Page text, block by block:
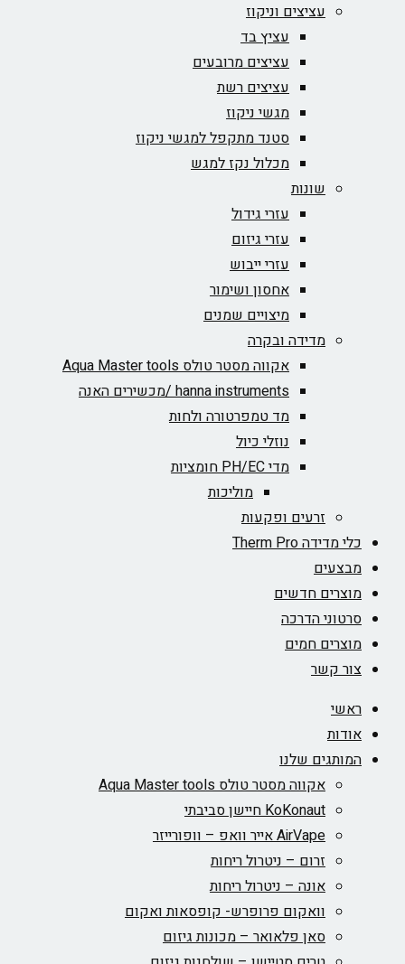
עציצים וניקוז
עציץ בד
עציצים מרובעים
עציצים רשת
מגשי ניקוז
סטנד מתקפל למגשי ניקוז
מכלול נקז למגש
שונות
עזרי גידול
עזרי גיזום
עזרי ייבוש
אחסון ושימור
מיצויים שמנים
מדידה ובקרה
אקווה מסטר טולס Aqua Master tools
hanna instruments /מכשירים האנה
מד טמפרטורה ולחות
נוזלי כיול
מדי PH/EC חומציות
מוליכות
זרעים ופקעות
כלי מדידה Therm Pro
מבצעים
מוצרים חדשים
סרטוני הדרכה
מוצרים חמים
צור קשר
ראשי
אודות
המותגים שלנו
אקווה מסטר טולס Aqua Master tools
KoKonaut חיישן סביבתי
AirVape אייר וואפ – וופורייזר
זרום – ניטרול ריחות
אונה – ניטרול ריחות
וואקום פרופרש- קופסאות ואקום
סאן פלאואר – מכונות גיזום